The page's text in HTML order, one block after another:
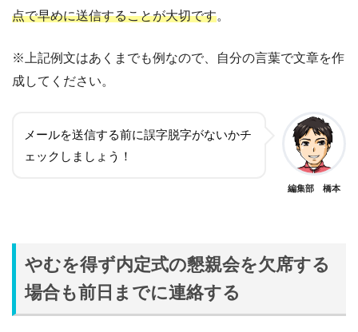
点で早めに送信することが大切です。
※上記例文はあくまでも例なので、自分の言葉で文章を作
成してください。
メールを送信する前に誤字脱字がないかチ
ェックしましょう！
編集部 橋本
やむを得ず内定式の懇親会を欠席する
場合も前日までに連絡する